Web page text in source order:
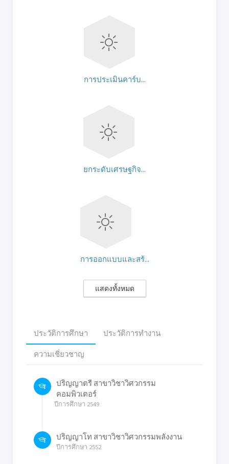
การประเมินคาร์บ...
ยกระดับเศรษฐกิจ...
การออกแบบและสร้...
แสดงทั้งหมด
ประวัติการศึกษา ประวัติการทำงาน
ความเชี่ยวชาญ
ปริญญาตรี สาขาวิชาวิศวกรรม
คอมพิวเตอร์
ปีการศึกษา 2549
ปริญญาโท สาขาวิชาวิศวกรรมพลังงาน
ปีการศึกษา 2552